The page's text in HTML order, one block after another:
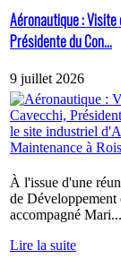
Aéronautique : Visite
Présidente du Con...
9 juillet 2026
À l'issue d'une
de
accompagné Mari...
Lire la suite